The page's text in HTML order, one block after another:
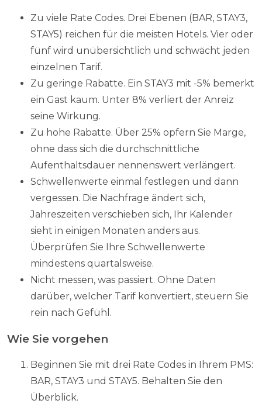
Zu viele Rate Codes. Drei Ebenen (BAR, STAY3,
STAY5) reichen für die meisten Hotels. Vier oder
fünf wird unübersichtlich und schwächt jeden
einzelnen Tarif.
Zu geringe Rabatte. Ein STAY3 mit -5% bemerkt
ein Gast kaum. Unter 8% verliert der Anreiz
seine Wirkung.
Zu hohe Rabatte. Über 25% opfern Sie Marge,
ohne dass sich die durchschnittliche
Aufenthaltsdauer nennenswert verlängert.
Schwellenwerte einmal festlegen und dann
vergessen. Die Nachfrage ändert sich,
Jahreszeiten verschieben sich, Ihr Kalender
sieht in einigen Monaten anders aus.
Überprüfen Sie Ihre Schwellenwerte
mindestens quartalsweise.
Nicht messen, was passiert. Ohne Daten
darüber, welcher Tarif konvertiert, steuern Sie
rein nach Gefühl.
Wie Sie vorgehen
Beginnen Sie mit drei Rate Codes in Ihrem PMS:
BAR, STAY3 und STAY5. Behalten Sie den
Überblick.